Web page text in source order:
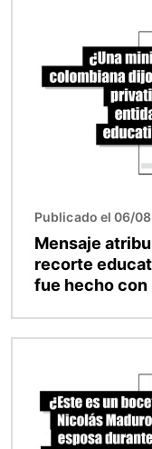
Publicado el 06/
Mensaje
recorte
fue hecho con